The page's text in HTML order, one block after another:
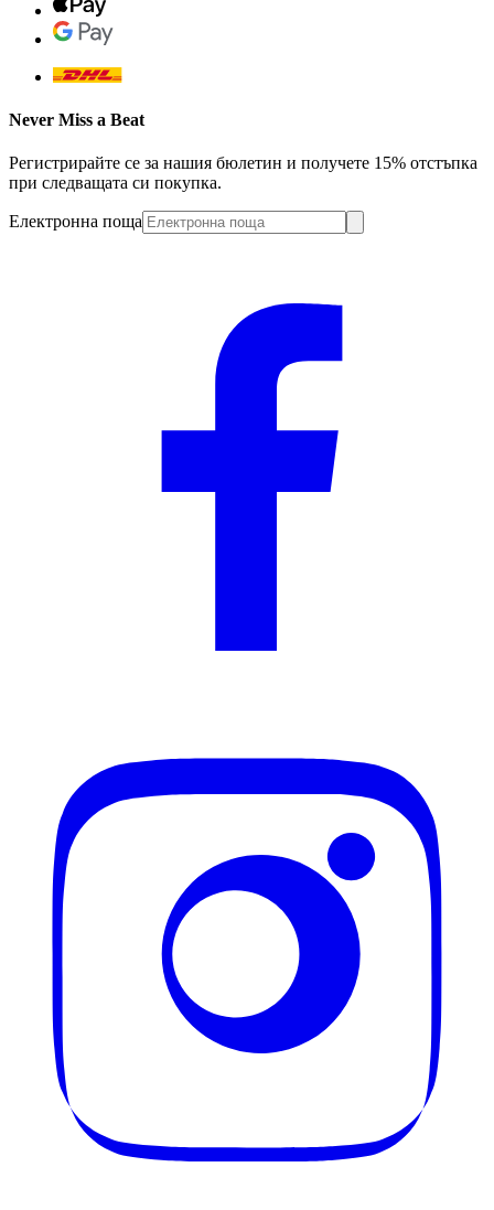
Never Miss a Beat
Регистрирайте се за нашия бюлетин и получете 15% отстъпка
при следващата си покупка.
Електронна поща